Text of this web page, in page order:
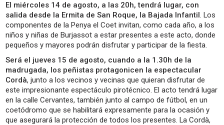
El miércoles 14 de agosto, a las 20h, tendrá lugar, con
salida desde la Ermita de San Roque, la Bajada Infantil. Los
componentes de la Penya el Coet invitan, como cada año, a los
niños y niñas de Burjassot a estar presentes a este acto, donde
pequeños y mayores podrán disfrutar y participar de la fiesta.
Será el jueves 15 de agosto, cuando a la 1.30h de la
madrugada, los peñistas protagonicen la espectacular
Cordà, junto a los vecinos y vecinas que quieran disfrutar de
este impresionante espectáculo pirotécnico. El acto tendrá lugar
en la calle Cervantes, también junto al campo de fútbol, en un
coetódromo que se habilitará expresamente para la ocasión y
que asegurará la protección de todos los presentes. La Cordà,